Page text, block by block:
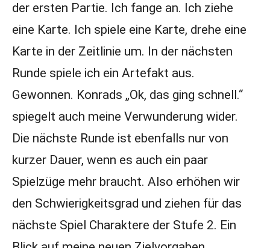
der ersten Partie. Ich fange an. Ich ziehe
eine Karte. Ich spiele eine Karte, drehe eine
Karte in der Zeitlinie um. In der nächsten
Runde spiele ich ein Artefakt aus.
Gewonnen. Konrads „Ok, das ging schnell.“
spiegelt auch meine Verwunderung wider.
Die nächste Runde ist ebenfalls nur von
kurzer Dauer, wenn es auch ein paar
Spielzüge mehr braucht. Also erhöhen wir
den Schwierigkeitsgrad und ziehen für das
nächste Spiel Charaktere der Stufe 2. Ein